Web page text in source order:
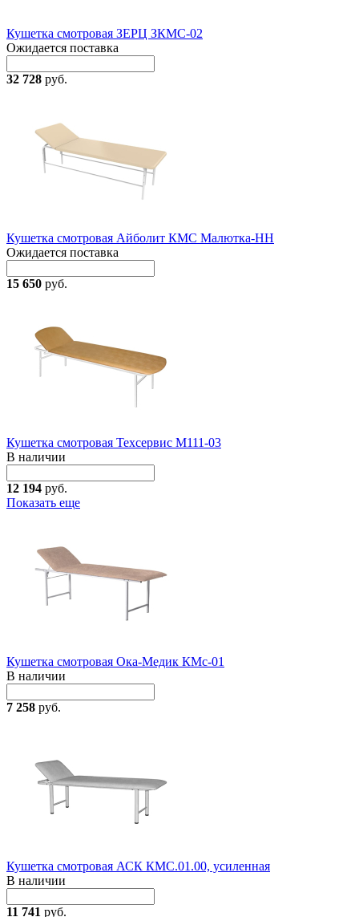
Кушетка смотровая ЗЕРЦ ЗКМС-02
Ожидается поставка
32 728 руб.
Кушетка смотровая Айболит КМС Малютка-НН
Ожидается поставка
15 650 руб.
Кушетка смотровая Техсервис М111-03
В наличии
12 194 руб.
Показать еще
Кушетка смотровая Ока-Медик КМс-01
В наличии
7 258 руб.
Кушетка смотровая АСК КМС.01.00, усиленная
В наличии
11 741 руб.